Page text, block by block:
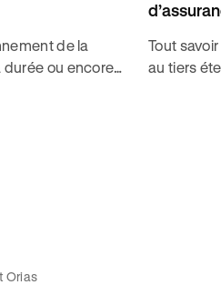
de la
ou encore
Tout
au tiers
Orias